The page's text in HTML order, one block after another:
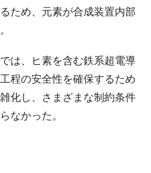
ため、元素が合成装置内部
は、ヒ素を含む鉄系超電導
程の安全性を確保するため
化し、さまざまな制約条件
なかった。